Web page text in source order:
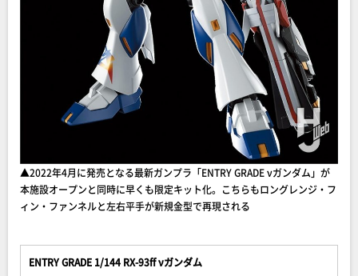
▲2022年4月に発売となる最新ガンプラ「ENTRY GRADE νガンダム」が
本施設オープンと同時に早くも限定キット化。こちらもロングレンジ・フ
ィン・ファンネルと左右平手が新規金型で再現される
ENTRY GRADE 1/144 RX-93ff νガンダム